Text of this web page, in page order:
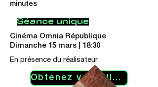
minutes
Séance unique
Cinéma Omnia République
Dimanche 15 mars | 18:30
En présence du réalisateur
Obtenez vos billets